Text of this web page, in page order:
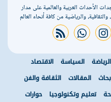
الأحداث العربية والعالمية على مدار
والرياضية من كافة أنحاء العالم
instagram
whatsapp
rss feed
الرياضة السياسة
الاقتصاد
المقالات
الثقافة والفن
تعليم وتكنولوجيا حوارات